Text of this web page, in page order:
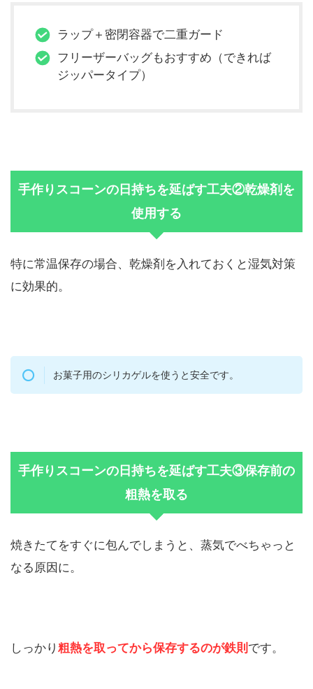
ラップ＋密閉容器で二重ガード
フリーザーバッグもおすすめ（できれば
ジッパータイプ）
手作りスコーンの日持ちを延ばす工夫②乾燥剤を
使用する
特に常温保存の場合、乾燥剤を入れておくと湿気対策
に効果的。
お菓子用のシリカゲルを使うと安全です。
手作りスコーンの日持ちを延ばす工夫③保存前の
粗熱を取る
焼きたてをすぐに包んでしまうと、蒸気でべちゃっと
なる原因に。
しっかり 粗熱を取ってから保存するのが鉄則 です。